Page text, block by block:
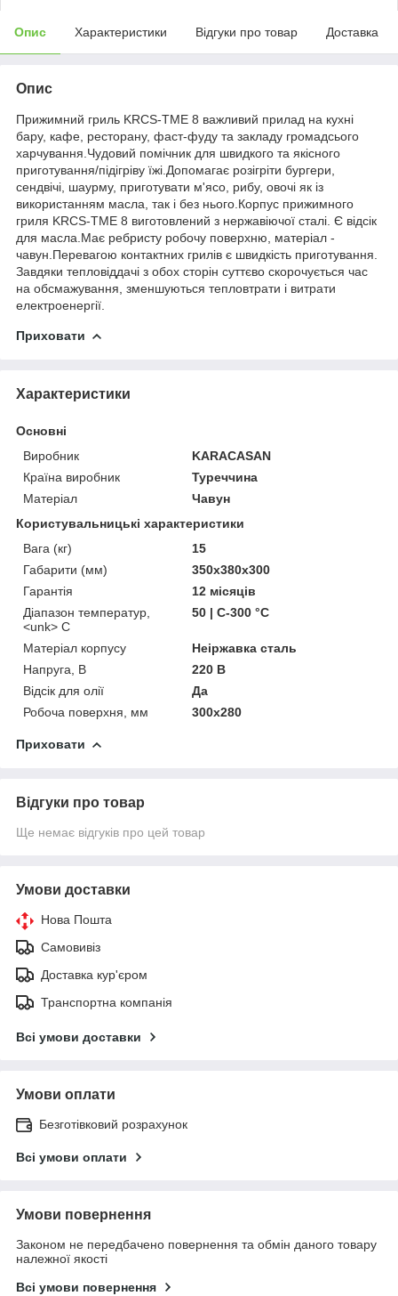
Опис Характеристики Відгуки про товар Доставка
Опис
Прижимний гриль KRCS-TME 8 важливий прилад на кухні
бару, кафе, ресторану, фаст-фуду та закладу громадсього
харчування.Чудовий помічник для швидкого та якісного
приготування/підігріву їжі.Допомагає розігріти бургери,
сендвічі, шаурму, приготувати м'ясо, рибу, овочі як із
використанням масла, так і без нього.Корпус прижимного
гриля KRCS-TME 8 виготовлений з нержавіючої сталі. Є відсік
для масла.Має ребристу робочу поверхню, матеріал -
чавун.Перевагою контактних грилів є швидкість приготування.
Завдяки тепловіддачі з обох сторін суттєво скорочується час
на обсмажування, зменшуються тепловтрати і витрати
електроенергії.
Приховати
Характеристики
Основні
Виробник
KARACASAN
Країна виробник
Туреччина
Матеріал
Чавун
Користувальницькі характеристики
Вага (кг)
15
Габарити (мм)
350х380х300
Гарантія
12 місяців
Діапазон температур,
<unk> С
50 | С-300 °C
Матеріал корпусу
Неіржавка сталь
Напруга, В
220 В
Відсік для олії
Да
Робоча поверхня, мм
300х280
Приховати
Відгуки про товар
Ще немає відгуків про цей товар
Умови доставки
Нова Пошта
Самовивіз
Доставка кур'єром
Транспортна компанія
Всі умови доставки
Умови оплати
Безготівковий розрахунок
Всі умови оплати
Умови повернення
Законом не передбачено повернення та обмін даного товару
належної якості
Всі умови повернення